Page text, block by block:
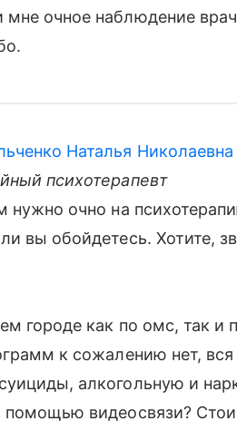
очное наблюдение
Наталья Николаевна
психотерапевт
нужно очно на
вы обойдетесь. Хотите,
городе как по омс, так и
к сожалению нет,
алкогольную и
помощью видеосвязи?